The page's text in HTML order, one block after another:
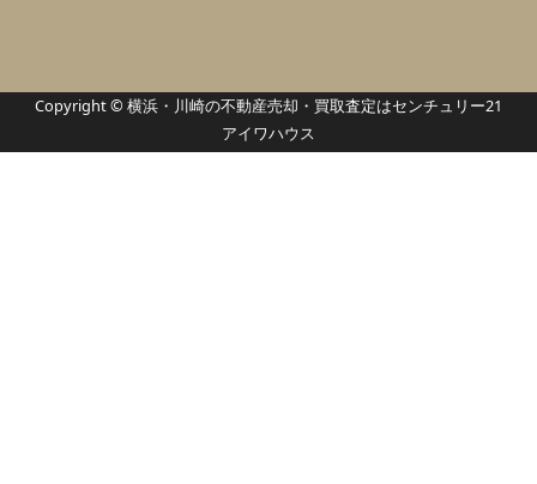
Copyright © 横浜・川崎の不動産売却・買取査定はセンチュリー21
アイワハウス